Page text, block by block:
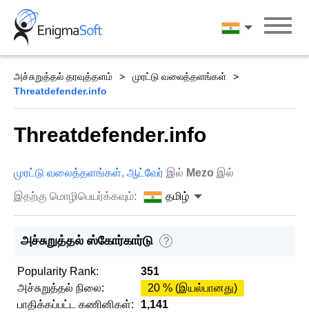
Skip
content
தமிழ்
அச்சுறுத்தல் தரவுத்தளம்
முரட்டு வலைத்தளங்கள்
Threatdefender.info
Threatdefender.info
முரட்டு வலைத்தளங்கள், ஆட்வேர் இல் Mezo இல்
இதற்கு மொழிபெயர்க்கவும்:
தமிழ்
அச்சுறுத்தல் ஸ்கோர்கார்டு ?
Popularity Rank:
351
அச்சுறுத்தல் நிலை:
20 % (இயல்பானது)
பாதிக்கப்பட்ட கணினிகள்:
1,141